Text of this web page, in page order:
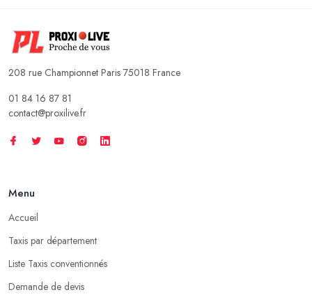
208 rue Championnet Paris 75018 France
01 84 16 87 81
contact@proxilive.fr
Menu
Accueil
Taxis par département
Liste Taxis conventionnés
Demande de devis